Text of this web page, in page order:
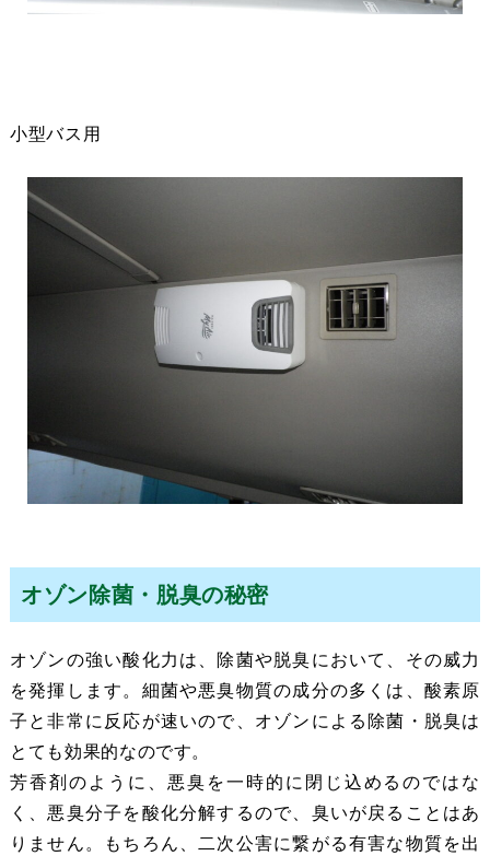
小型バス用
オゾン除菌・脱臭の秘密
オゾンの強い酸化力は、除菌や脱臭において、その威力
を発揮します。細菌や悪臭物質の成分の多くは、酸素原
子と非常に反応が速いので、オゾンによる除菌・脱臭は
とても効果的なのです。
芳香剤のように、悪臭を一時的に閉じ込めるのではな
く、悪臭分子を酸化分解するので、臭いが戻ることはあ
りません。もちろん、二次公害に繋がる有害な物質を出